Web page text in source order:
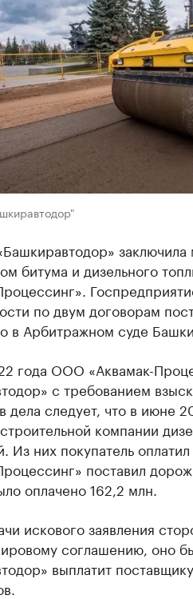
битума и дизельного
по двум договорам
в Арбитражном суде
года ООО «Аквамак-
с требованием
дела следует, что в июне
компании
Из них покупатель
поставил
оплачено 162,2 млн.
искового заявления
соглашению, оно
выплатит